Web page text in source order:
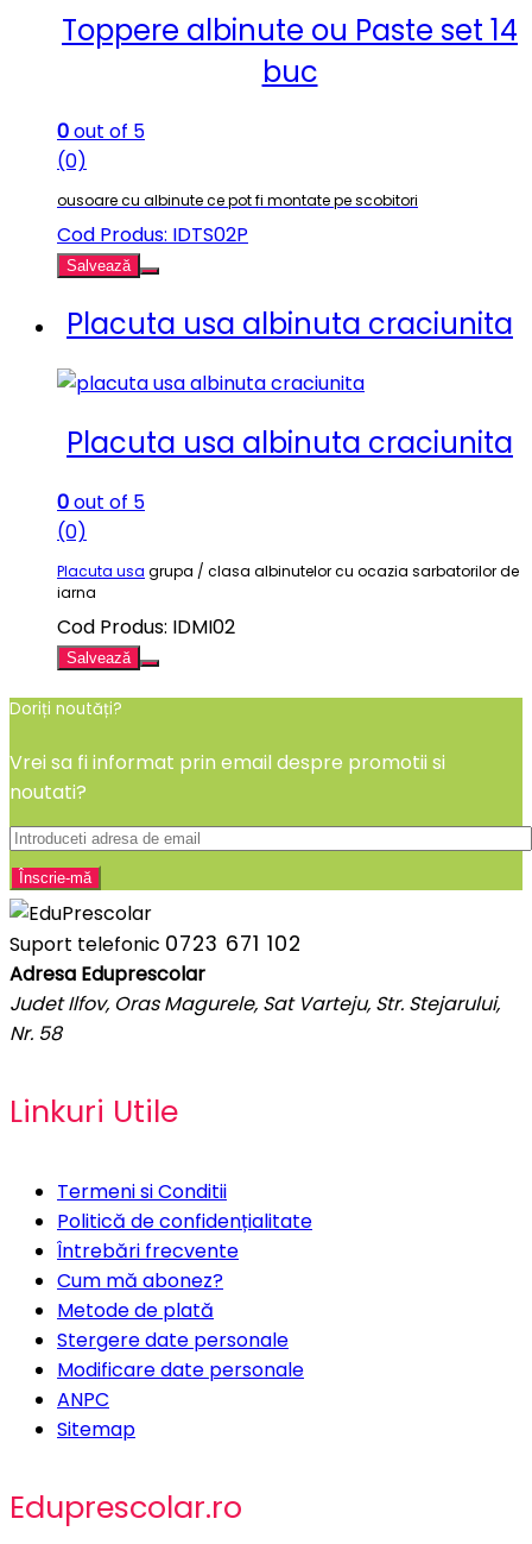
Toppere albinute ou Paste set 14
buc
0out of 5
(0)
ousoare cu albinute ce pot fi montate pe scobitori
Cod Produs: IDTS02P
Salvează
Placuta usa albinuta craciunita
Placuta usa albinuta craciunita
0out of 5
(0)
Placuta usa grupa / clasa albinutelor cu ocazia sarbatorilor de
iarna
Cod Produs: IDMI02
Salvează
Doriți noutăți?
Vrei sa fi informat prin email despre promotii si
noutati?
Suport telefonic 0723 671 102
Adresa Eduprescolar
Judet Ilfov, Oras Magurele, Sat Varteju, Str. Stejarului,
Nr. 58
Linkuri Utile
Termeni si Conditii
Politică de confidențialitate
Întrebări frecvente
Cum mă abonez?
Metode de plată
Stergere date personale
Modificare date personale
ANPC
Sitemap
Eduprescolar.ro